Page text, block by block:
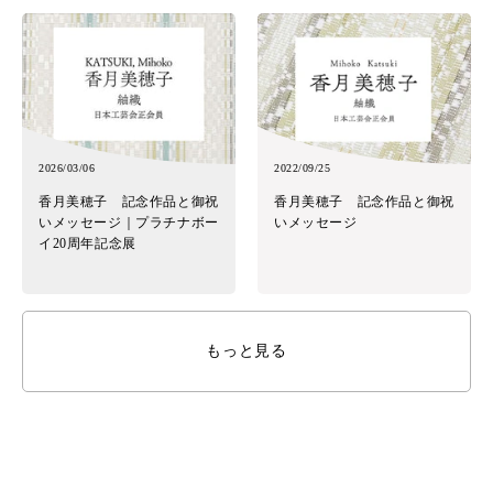
2026/03/06
香月美穂子 記念作品と御祝
いメッセージ｜プラチナボー
イ20周年記念展
2022/09/25
香月美穂子 記念作品と御祝
いメッセージ
もっと見る